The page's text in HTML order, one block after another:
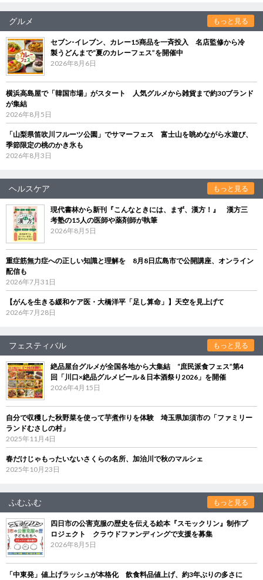
グルメ もっと見る
セブン‐イレブン、カレー15商品を一斉投入 名店監修から冷
製うどんまで“夏のカレーフェス”を開催中
2026年8月6日
横浜高島屋で「韓国市場」がスタート 人気グルメから雑貨まで約30ブランド
が集結
2026年8月5日
「山梨県笛吹川フルーツ公園」でサマーフェス 富士山を眺めながら水遊び、
季節限定の桃のかき氷も
2026年8月3日
ヘルスケア もっと見る
現代書林から新刊『こんなときには、まず、漢方！』 漢方三
考塾の15人の医師や薬剤師が執筆
2026年8月5日
重症筋無力症への正しい知識と理解を 8月8日広島市で公開講座、オンライン
配信も
2026年7月31日
【がんを生きる緩和ケア医・大橋洋平「足し算命」】天空を見上げて
2026年7月28日
フェスティバル もっと見る
絶品屋台グルメが全国各地から大集結 “庶民派食フェス”第4
回「川口×絶品グルメビール＆日本酒祭り2026」を開催
2026年4月15日
自分で収穫した秋野菜を使って芋煮作りを体験 埼玉県加須市の「ファミリー
ランドむさしの村」
2025年11月4日
春だけじゃもったいないさくらの名所、加治川で秋のマルシェ
2025年10月23日
ふむふむ もっと見る
四日市の公害克服の歴史を伝える絵本『スモックリン』制作プ
ロジェクト クラウドファンディングで支援を募集
2026年8月5日
「中東発」値上げラッシュが本格化 飲食料品値上げ、約3年ぶりの多さに